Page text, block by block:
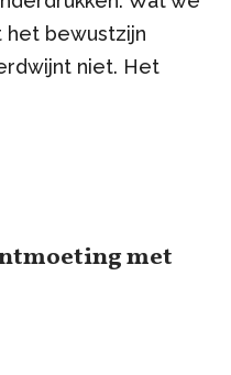
het bewustzijn
niet. Het
met